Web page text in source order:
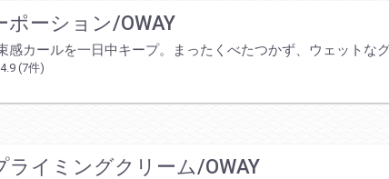
ポーション/OWAY
感カールを一日中キープ。まったくべたつかず、ウェットなグ
4.9 (7件)
ライミングクリーム/OWAY